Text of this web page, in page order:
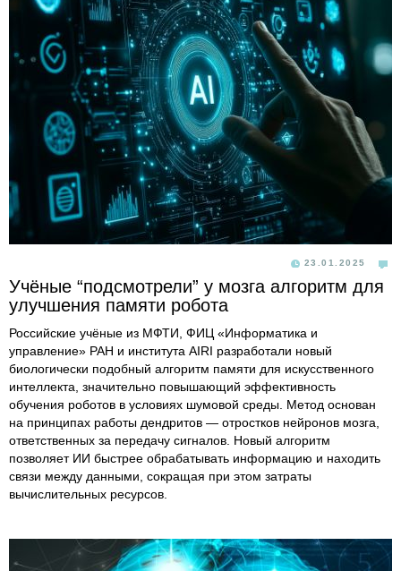
23.01.2025
Учёные “подсмотрели” у мозга алгоритм для
улучшения памяти робота
Российские учёные из МФТИ, ФИЦ «Информатика и
управление» РАН и института AIRI разработали новый
биологически подобный алгоритм памяти для искусственного
интеллекта, значительно повышающий эффективность
обучения роботов в условиях шумовой среды. Метод основан
на принципах работы дендритов — отростков нейронов мозга,
ответственных за передачу сигналов. Новый алгоритм
позволяет ИИ быстрее обрабатывать информацию и находить
связи между данными, сокращая при этом затраты
вычислительных ресурсов.